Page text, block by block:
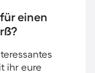
einen
ihr eure